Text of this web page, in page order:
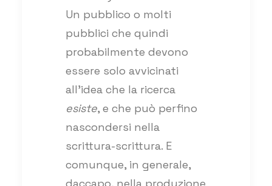
Un pubblico o molti
pubblici che quindi
probabilmente devono
essere solo avvicinati
all’idea che la ricerca
esiste, e che può perfino
nascondersi nella
scrittura-scrittura. E
comunque, in generale,